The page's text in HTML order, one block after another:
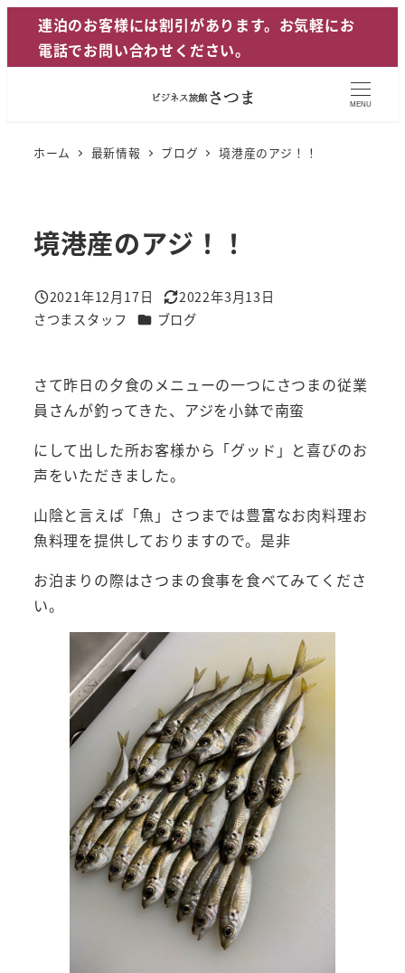
ン
連泊のお客様には割引があります。お気軽にお
電話でお問い合わせください。
MENU
ホーム 最新情報 ブログ 境港産のアジ！！
境港産のアジ！！
投稿日
2021年12月17日
更新日
2022年3月13日
著
さつまスタッフ カテゴリー
ブログ
さて昨日の夕食のメニューの一つにさつまの従業
員さんが釣ってきた、アジを小鉢で南蛮
にして出した所お客様から「グッド」と喜びのお
声をいただきました。
山陰と言えば「魚」さつまでは豊富なお肉料理お
魚料理を提供しておりますので。是非
お泊まりの際はさつまの食事を食べてみてくださ
い。